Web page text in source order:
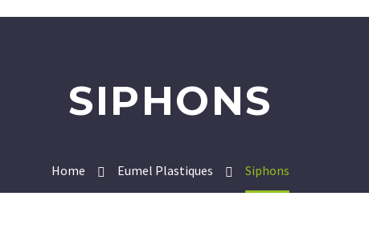
SIPHONS
Home Eumel Plastiques Siphons